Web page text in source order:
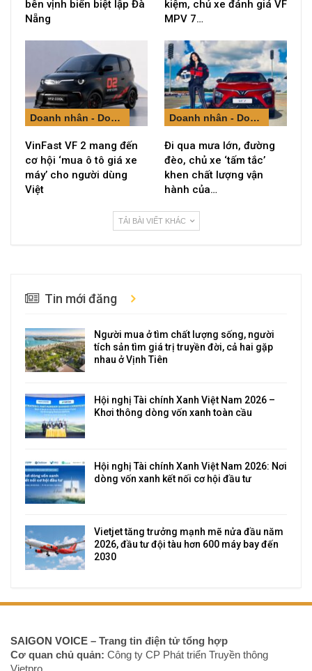
bên vịnh biển biệt lập Đà
Nẵng
kiệm, chủ xe đánh giá VF
MPV 7…
Doanh nhân - Doanh nghiệp
VinFast VF 2 mang đến
cơ hội ‘mua ô tô giá xe
máy’ cho người dùng
Việt
Doanh nhân - Doanh nghiệp
Đi qua mưa lớn, đường
đèo, chủ xe ‘tấm tắc’
khen chất lượng vận
hành của…
TẢI BÀI VIẾT KHÁC
Tin mới đăng
Người mua ở tìm chất lượng sống, người
tích sản tìm giá trị truyền đời, cả hai gặp
nhau ở Vịnh Tiên
Hội nghị Tài chính Xanh Việt Nam 2026 –
Khơi thông dòng vốn xanh toàn cầu
Hội nghị Tài chính Xanh Việt Nam 2026: Nơi
dòng vốn xanh kết nối cơ hội đầu tư
Vietjet tăng trưởng mạnh mẽ nửa đầu năm
2026, đầu tư đội tàu hơn 600 máy bay đến
2030
SAIGON VOICE – Trang tin điện tử tổng hợp
Cơ quan chủ quản: Công ty CP Phát triển Truyền thông